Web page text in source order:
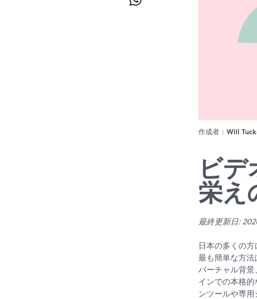
作成者： Will
ビ
栄え
最終更新日:
日本の多くの
最も簡単な方法
バーチャル背
インでの本格
ンツールや専